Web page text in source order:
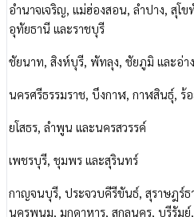
อำนาจเจริญ, แม่ฮ่องสอน, ลำปาง, สุโ
อุทัยธานี และราชบุรี
ชัยนาท, สิงห์บุรี, พัทลุง, ชัยภูมิ และอ่า
นครศรีธรรมราช, บึงกาฬ, กาฬสินธุ์, ร้
ยโสธร, ลำพูน และนครสวรรค์
เพชรบุรี, ชุมพร และสุรินทร์
กาญจนบุรี, ประจวบคีรีขันธ์, สุราษฎร์ธ
นครพนม, มุกดาหาร, สกลนคร, บุรีรัมย์